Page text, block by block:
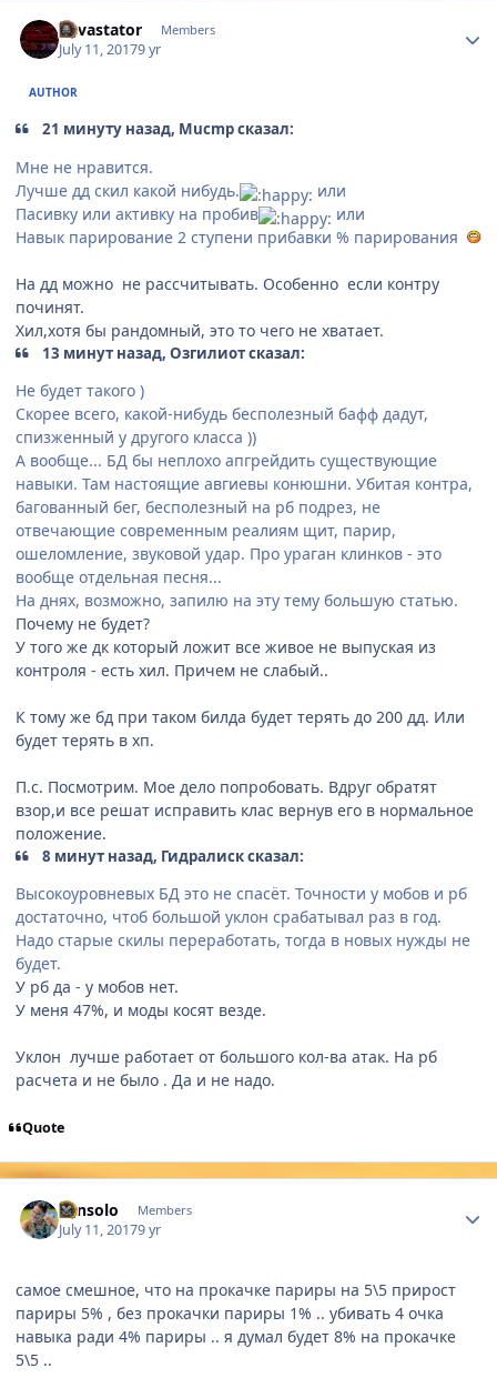
devastator Members
July 11, 20179 yr
AUTHOR
21 минуту назад, Mucmp сказал:
Мне не нравится.
Лучше дд скил какой нибудь.
или
Пасивку или активку на пробив
или
Навык парирование 2 ступени прибавки % парирования
На дд можно не рассчитывать. Особенно если контру
починят.
Хил,хотя бы рандомный, это то чего не хватает.
13 минут назад, Озгилиот сказал:
Не будет такого )
Скорее всего, какой-нибудь бесполезный бафф дадут,
спизженный у другого класса ))
А вообще... БД бы неплохо апгрейдить существующие
навыки. Там настоящие авгиевы конюшни. Убитая контра,
багованный бег, бесполезный на рб подрез, не
отвечающие современным реалиям щит, парир,
ошеломление, звуковой удар. Про ураган клинков - это
вообще отдельная песня...
На днях, возможно, запилю на эту тему большую статью.
Почему не будет?
У того же дк который ложит все живое не выпуская из
контроля - есть хил. Причем не слабый..
К тому же бд при таком билда будет терять до 200 дд. Или
будет терять в хп.
П.с. Посмотрим. Мое дело попробовать. Вдруг обратят
взор,и все решат исправить клас вернув его в нормальное
положение.
8 минут назад, Гидралиск сказал:
Высокоуровневых БД это не спасёт. Точности у мобов и рб
достаточно, чтоб большой уклон срабатывал раз в год.
Надо старые скилы переработать, тогда в новых нужды не
будет.
У рб да - у мобов нет.
У меня 47%, и моды косят везде.
Уклон лучше работает от большого кол-ва атак. На рб
расчета и не было . Да и не надо.
Quote
Fansolo Members
July 11, 20179 yr
самое смешное, что на прокачке париры на 5\5 прирост
париры 5% , без прокачки париры 1% .. убивать 4 очка
навыка ради 4% париры .. я думал будет 8% на прокачке
5\5 ..